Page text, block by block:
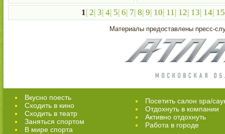
1| 2| 3| 4| 5| 6| 7| 8| 9| 10| 11| 12| 13| 14| 15
Материалы предоставлены пресс-
Вкусно поесть
Сходить в кино
Cходить в театр
Заняться спортом
В мире спорта
Посетить салон spa/
Отдохнуть в компании
Активно отдохнуть
Работа в городе